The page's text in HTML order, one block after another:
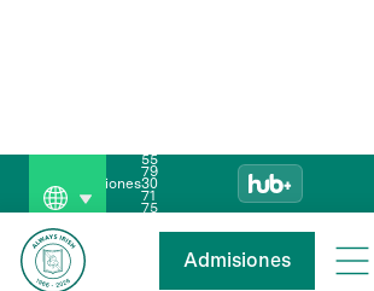
Admisiones
55
79
30
71
75
Admisiones
¿POR QUÉ IRISH?